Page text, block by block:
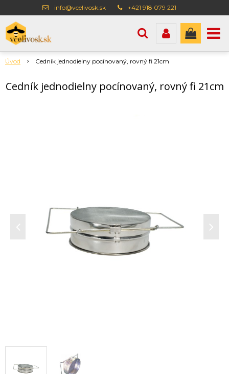
info@vcelivosk.sk +421 918 079 221
Úvod Cedník jednodielny pocínovaný, rovný fi 21cm
Cedník jednodielny pocínovaný, rovný fi 21cm